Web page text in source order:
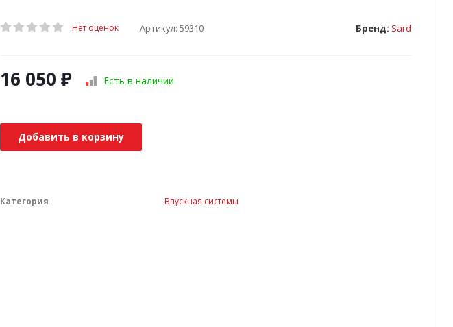
Нет оценок Артикул: 59310 Бренд: Sard
16 050 ₽ Есть в наличии
Добавить в корзину
Категория Впускная системы